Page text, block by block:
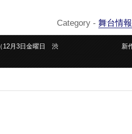
Category - 舞台情報
12月3日金曜日 渋
新